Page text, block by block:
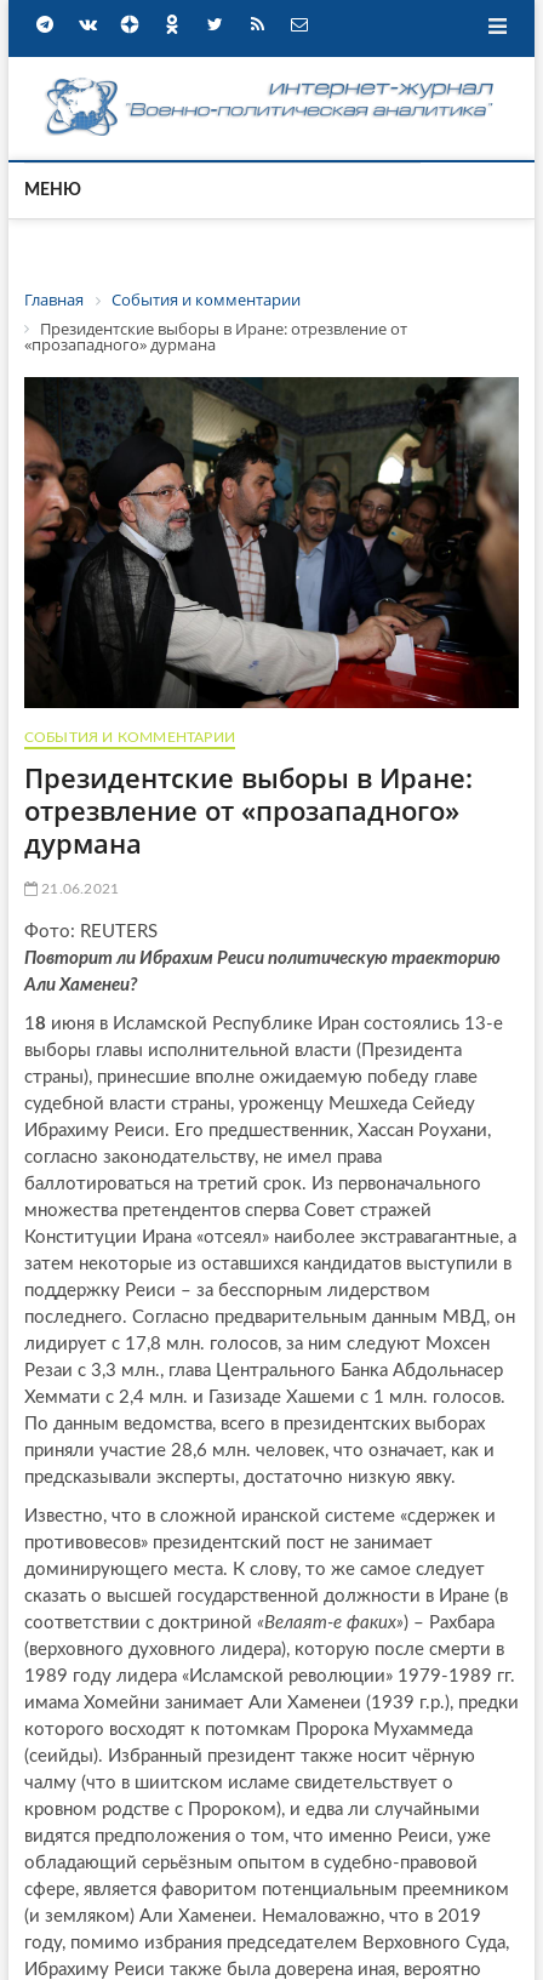
МЕНЮ
Главная
События и комментарии
Президентские выборы в Иране: отрезвление от
«прозападного» дурмана
СОБЫТИЯ И КОММЕНТАРИИ
Президентские выборы в Иране:
отрезвление от «прозападного»
дурмана
21.06.2021
Фото: REUTERS
Повторит ли Ибрахим Реиси политическую траекторию
Али Хаменеи?
1 8 июня в Исламской Республике Иран состоялись 13-е
выборы главы исполнительной власти (Президента
страны), принесшие вполне ожидаемую победу главе
судебной власти страны, уроженцу Мешхеда Сейеду
Ибрахиму Реиси. Его предшественник, Хассан Роухани,
согласно законодательству, не имел права
баллотироваться на третий срок. Из первоначального
множества претендентов сперва Совет стражей
Конституции Ирана «отсеял» наиболее экстравагантные, а
затем некоторые из оставшихся кандидатов выступили в
поддержку Реиси – за бесспорным лидерством
последнего. Согласно предварительным данным МВД, он
лидирует с 17,8 млн. голосов, за ним следуют Мохсен
Резаи с 3,3 млн., глава Центрального Банка Абдольнасер
Хеммати с 2,4 млн. и Газизаде Хашеми с 1 млн. голосов.
По данным ведомства, всего в президентских выборах
приняли участие 28,6 млн. человек, что означает, как и
предсказывали эксперты, достаточно низкую явку.
Известно, что в сложной иранской системе «сдержек и
противовесов» президентский пост не занимает
доминирующего места. К слову, то же самое следует
сказать о высшей государственной должности в Иране (в
соответствии с доктриной «Велаят-е факих») – Рахбара
(верховного духовного лидера), которую после смерти в
1989 году лидера «Исламской революции» 1979-1989 гг.
имама Хомейни занимает Али Хаменеи (1939 г.р.), предки
которого восходят к потомкам Пророка Мухаммеда
(сеийды). Избранный президент также носит чёрную
чалму (что в шиитском исламе свидетельствует о
кровном родстве с Пророком), и едва ли случайными
видятся предположения о том, что именно Реиси, уже
обладающий серьёзным опытом в судебно-правовой
сфере, является фаворитом потенциальным преемником
(и земляком) Али Хаменеи. Немаловажно, что в 2019
году, помимо избрания председателем Верховного Суда,
Ибрахиму Реиси также была доверена иная, вероятно